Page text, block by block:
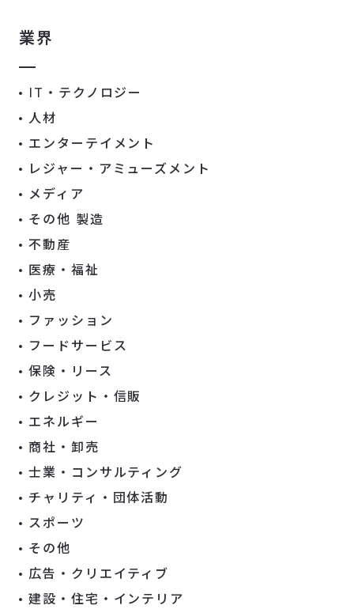
業界
IT・テクノロジー
人材
エンターテイメント
レジャー・アミューズメント
メディア
その他 製造
不動産
医療・福祉
小売
ファッション
フードサービス
保険・リース
クレジット・信販
エネルギー
商社・卸売
士業・コンサルティング
チャリティ・団体活動
スポーツ
その他
広告・クリエイティブ
建設・住宅・インテリア